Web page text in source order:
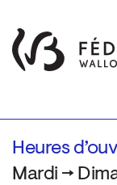
Heures
Mardi →